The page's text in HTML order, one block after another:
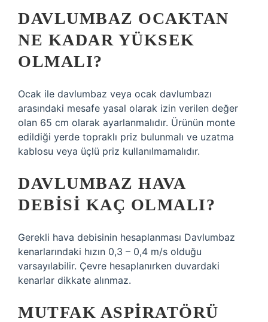
DAVLUMBAZ OCAKTAN
NE KADAR YÜKSEK
OLMALI?
Ocak ile davlumbaz veya ocak davlumbazı
arasındaki mesafe yasal olarak izin verilen değer
olan 65 cm olarak ayarlanmalıdır. Ürünün monte
edildiği yerde topraklı priz bulunmalı ve uzatma
kablosu veya üçlü priz kullanılmamalıdır.
DAVLUMBAZ HAVA
DEBISI KAÇ OLMALI?
Gerekli hava debisinin hesaplanması Davlumbaz
kenarlarındaki hızın 0,3 – 0,4 m/s olduğu
varsayılabilir. Çevre hesaplanırken duvardaki
kenarlar dikkate alınmaz.
MUTFAK ASPIRATÖRÜ